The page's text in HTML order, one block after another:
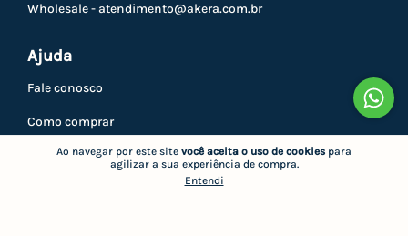
Ao navegar por este site você aceita o uso de cookies para
agilizar a sua experiência de compra.
Entendi
Wholesale -atendimento@akera.com.br
Ajuda
Fale conosco
Como comprar
Trocas e devoluções